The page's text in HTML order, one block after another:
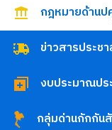
กฎหมายด้าน
ข่าวสารประช
งบประมาณปร
กลุ่มด่านกักกัน